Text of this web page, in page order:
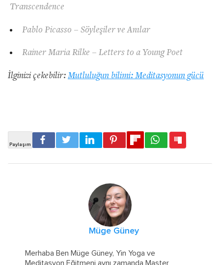
Transcendence
Pablo Picasso – Söyleşiler ve Anılar
Rainer Maria Rilke – Letters to a Young Poet
İlginizi çekebilir: Mutluluğun bilimi: Meditasyonun gücü
Müge Güney
Merhaba Ben Müge Güney, Yin Yoga ve
Meditasyon Eğitmeni aynı zamanda Master